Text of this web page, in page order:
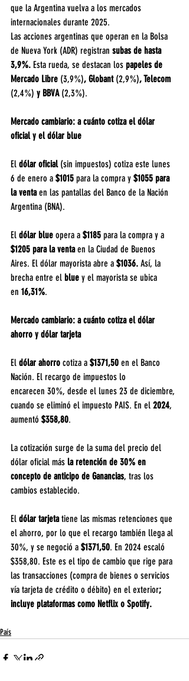
que la Argentina vuelva a los mercados
internacionales durante 2025.
Las acciones argentinas que operan en la Bolsa
de Nueva York (ADR) registran subas de hasta
3,9%. Esta rueda, se destacan los papeles de
Mercado Libre (3,9%), Globant (2,9%), Telecom
(2,4%) y BBVA (2,3%).
Mercado cambiario: a cuánto cotiza el dólar
oficial y el dólar blue
El dólar oficial (sin impuestos) cotiza este lunes
6 de enero a $1015 para la compra y $1055 para
la venta en las pantallas del Banco de la Nación
Argentina (BNA).
El dólar blue opera a $1185 para la compra y a
$1205 para la venta en la Ciudad de Buenos
Aires. El dólar mayorista abre a $1036. Así, la
brecha entre el blue y el mayorista se ubica
en 16,31%.
Mercado cambiario: a cuánto cotiza el dólar
ahorro y dólar tarjeta
El dólar ahorro cotiza a $1371,50 en el Banco
Nación. El recargo de impuestos lo
encarecen 30%, desde el lunes 23 de diciembre,
cuando se eliminó el impuesto PAIS. En el 2024,
aumentó $358,80.
La cotización surge de la suma del precio del
dólar oficial más la retención de 30% en
concepto de anticipo de Ganancias, tras los
cambios establecido.
El dólar tarjeta tiene las mismas retenciones que
el ahorro, por lo que el recargo también llega al
30%, y se negoció a $1371,50. En 2024 escaló
$358,80. Este es el tipo de cambio que rige para
las transacciones (compra de bienes o servicios
vía tarjeta de crédito o débito) en el exterior;
incluye plataformas como Netflix o Spotify.
País